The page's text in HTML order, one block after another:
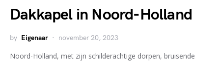
Dakkapel in Noord-Holland
by Eigenaar november 20, 2023
Noord-Holland, met zijn schilderachtige dorpen, bruisende